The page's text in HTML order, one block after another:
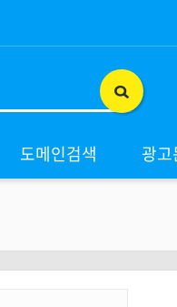
도메인검색 광고